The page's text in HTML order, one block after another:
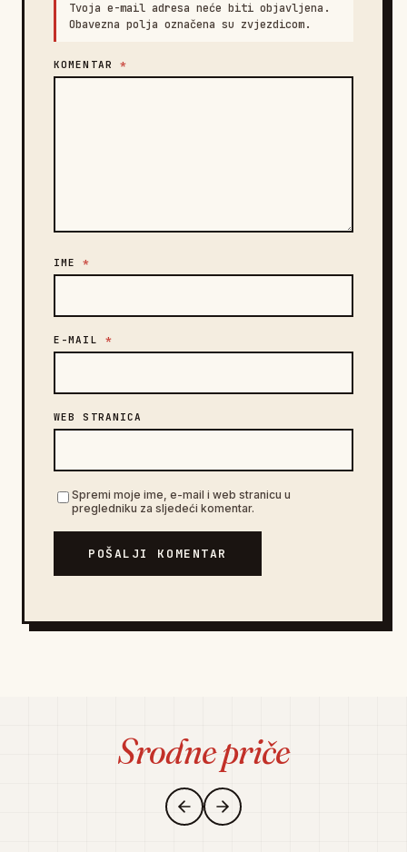
Tvoja e-mail adresa neće biti objavljena.
Obavezna polja označena su zvjezdicom.
KOMENTAR *
IME*
E-MAIL *
WEB STRANICA
Spremi moje ime, e-mail i web stranicu u
pregledniku za sljedeći komentar.
POŠALJI KOMENTAR
Srodne priče